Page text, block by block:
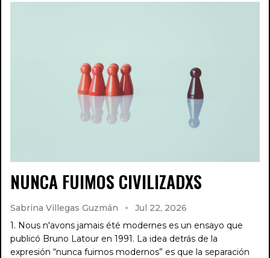
NUNCA FUIMOS CIVILIZADXS
Sabrina Villegas Guzmán
Jul 22, 2026
1. Nous n'avons jamais été modernes es un ensayo que
publicó Bruno Latour en 1991. La idea detrás de la
expresión “nunca fuimos modernos” es que la separación